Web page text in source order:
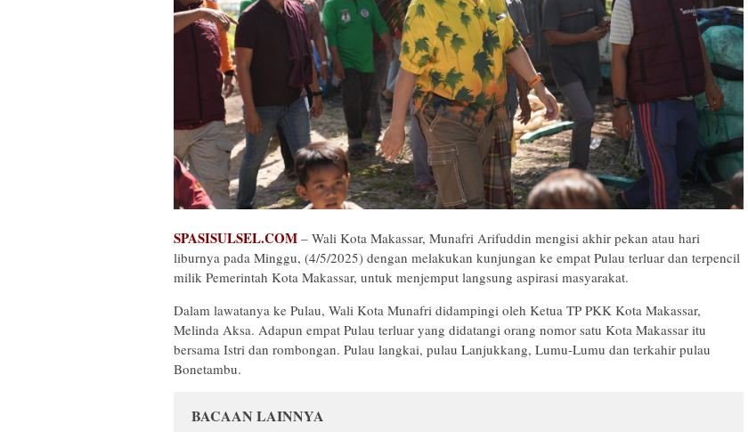
SPASISULSEL.COM – Wali Kota Makassar, Munafri Arifuddin mengisi akhir pekan atau hari
liburnya pada Minggu, (4/5/2025) dengan melakukan kunjungan ke empat Pulau terluar dan terpencil
milik Pemerintah Kota Makassar, untuk menjemput langsung aspirasi masyarakat.
Dalam lawatanya ke Pulau, Wali Kota Munafri didampingi oleh Ketua TP PKK Kota Makassar,
Melinda Aksa. Adapun empat Pulau terluar yang didatangi orang nomor satu Kota Makassar itu
bersama Istri dan rombongan. Pulau langkai, pulau Lanjukkang, Lumu-Lumu dan terkahir pulau
Bonetambu.
BACAAN LAINNYA